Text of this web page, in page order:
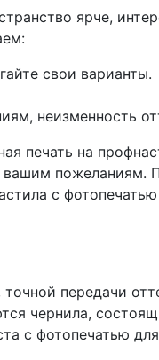
ярче,
свои варианты.
неизменность
печать на
пожеланиям.
с
передачи
чернила,
с фотопечатью